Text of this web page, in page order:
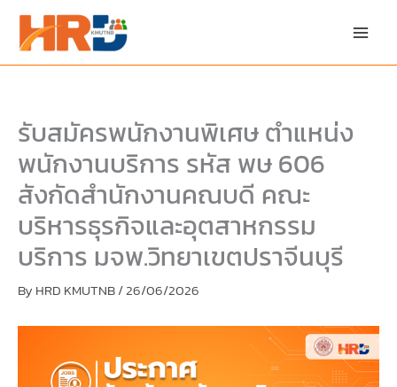
content
รับสมัครพนักงานพิเศษ ตำแหน่ง
พนักงานบริการ รหัส พษ 606
สังกัดสำนักงานคณบดี คณะ
บริหารธุรกิจและอุตสาหกรรม
บริการ มจพ.วิทยาเขตปราจีนบุรี
By HRD KMUTNB/26/06/2026
PDF